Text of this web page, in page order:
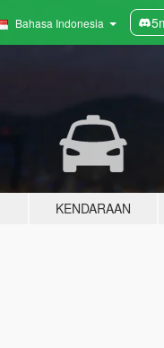
Bahasa Indonesia
KENDARAAN